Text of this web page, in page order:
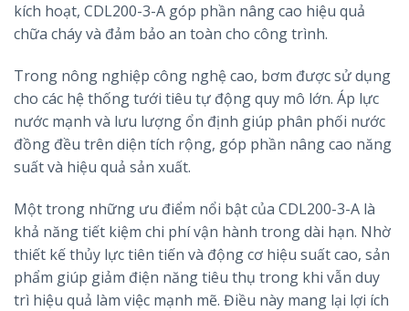
kích hoạt, CDL200-3-A góp phần nâng cao hiệu quả
chữa cháy và đảm bảo an toàn cho công trình.
Trong nông nghiệp công nghệ cao, bơm được sử dụng
cho các hệ thống tưới tiêu tự động quy mô lớn. Áp lực
nước mạnh và lưu lượng ổn định giúp phân phối nước
đồng đều trên diện tích rộng, góp phần nâng cao năng
suất và hiệu quả sản xuất.
Một trong những ưu điểm nổi bật của CDL200-3-A là
khả năng tiết kiệm chi phí vận hành trong dài hạn. Nhờ
thiết kế thủy lực tiên tiến và động cơ hiệu suất cao, sản
phẩm giúp giảm điện năng tiêu thụ trong khi vẫn duy
trì hiệu quả làm việc mạnh mẽ. Điều này mang lại lợi ích